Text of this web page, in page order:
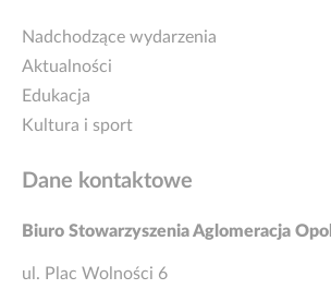
Nadchodzące wydarzenia
Aktualności
Edukacja
Kultura i sport
Dane kontaktowe
Biuro Stowarzyszenia Aglomeracja
ul. Plac Wolności 6